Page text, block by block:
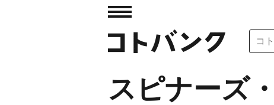
スピナーズ